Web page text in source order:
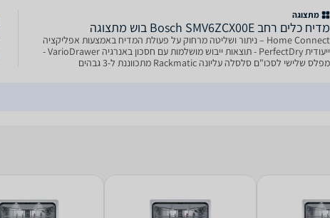
מתצוגה
מדיח כלים ‏רחב Bosch SMV6ZCX00E בוש מתצוגה
Home Connect – ניתור ושליטה מרחוק על פעולת המדיח באמצעות אפליקציה
ייעודית PerfectDry - תוצאות ייבוש מושלמות עם חסכון באנרגיה VarioDrawer -
מפלס שלישי לסכו"ם סלסלה עליונה Rackmatic מתכווננת ל-3 גבהים